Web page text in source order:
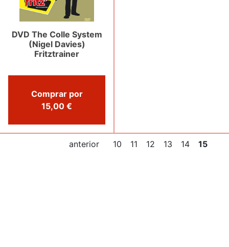
DVD The Colle System
(Nigel Davies)
Fritztrainer
Comprar por
15,00 €
anterior 10 11 12 13 14 15